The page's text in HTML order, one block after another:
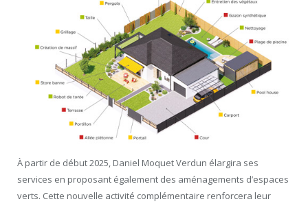
À partir de début 2025, Daniel Moquet Verdun élargira ses
services en proposant également des aménagements d’espaces
verts. Cette nouvelle activité complémentaire renforcera leur